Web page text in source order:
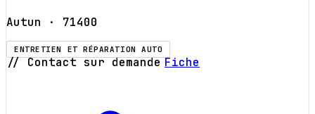
Autun · 71400
ENTRETIEN ET RÉPARATION AUTO
// Contact sur demande Fiche